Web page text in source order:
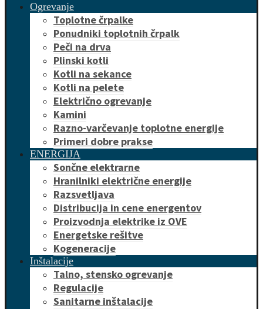
Ogrevanje
Toplotne črpalke
Ponudniki toplotnih črpalk
Peči na drva
Plinski kotli
Kotli na sekance
Kotli na pelete
Električno ogrevanje
Kamini
Razno-varčevanje toplotne energije
Primeri dobre prakse
ENERGIJA
Sončne elektrarne
Hranilniki električne energije
Razsvetljava
Distribucija in cene energentov
Proizvodnja elektrike iz OVE
Energetske rešitve
Kogeneracije
Inštalacije
Talno, stensko ogrevanje
Regulacije
Sanitarne inštalacije